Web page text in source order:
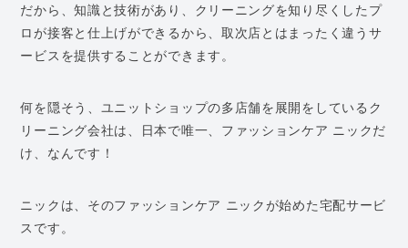
だから、知識と技術があり、クリーニングを知り尽くしたプ
ロが接客と仕上げができるから、取次店とはまったく違うサ
ービスを提供することができます。
何を隠そう、ユニットショップの多店舗を展開をしているク
リーニング会社は、日本で唯一、ファッションケア ニックだ
け、なんです！
ニックは、そのファッションケア ニックが始めた宅配サービ
スです。